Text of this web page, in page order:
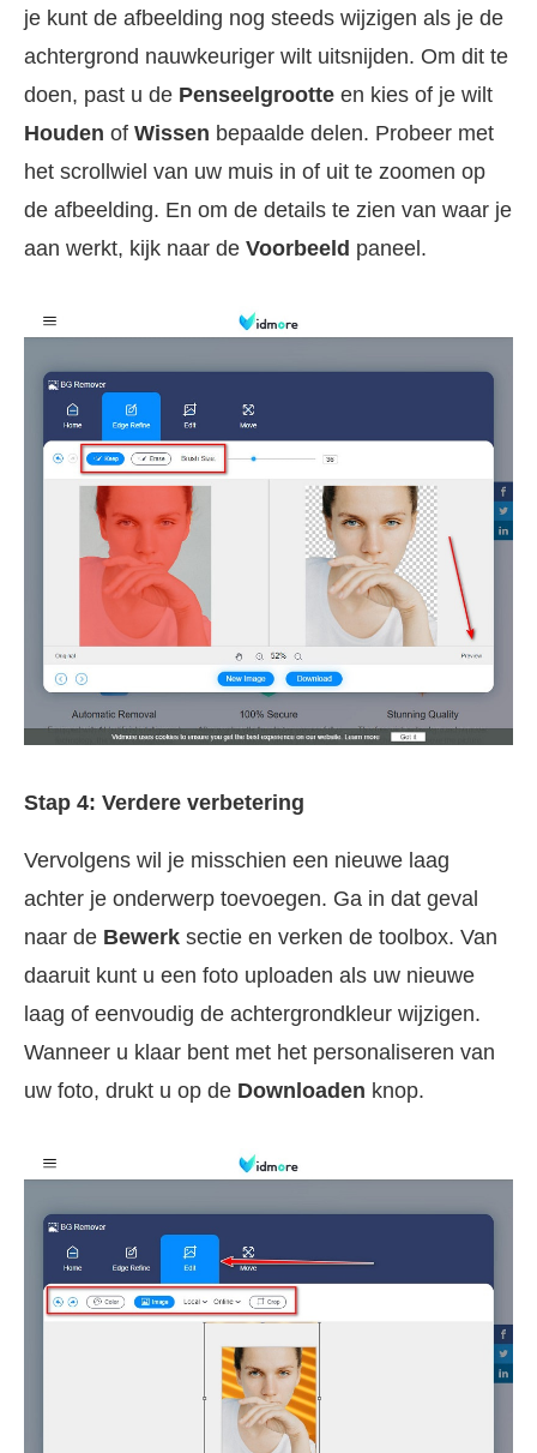
je kunt de afbeelding nog steeds wijzigen als je de
achtergrond nauwkeuriger wilt uitsnijden. Om dit te
doen, past u de Penseelgrootte en kies of je wilt
Houden of Wissen bepaalde delen. Probeer met
het scrollwiel van uw muis in of uit te zoomen op
de afbeelding. En om de details te zien van waar je
aan werkt, kijk naar de Voorbeeld paneel.
Stap 4: Verdere verbetering
Vervolgens wil je misschien een nieuwe laag
achter je onderwerp toevoegen. Ga in dat geval
naar de Bewerk sectie en verken de toolbox. Van
daaruit kunt u een foto uploaden als uw nieuwe
laag of eenvoudig de achtergrondkleur wijzigen.
Wanneer u klaar bent met het personaliseren van
uw foto, drukt u op de Downloaden knop.